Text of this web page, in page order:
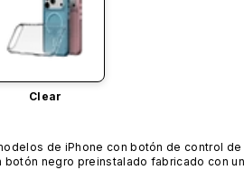
Clear
de iPhone con botón de control de
botón negro preinstalado fabricado con